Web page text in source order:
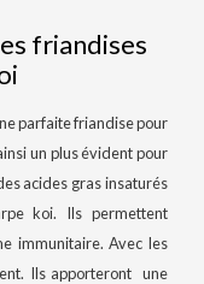
friandises
parfaite friandise pour
un plus évident pour
acides gras insaturés
koi. Ils permettent
immunitaire. Avec les
Ils apporteront une